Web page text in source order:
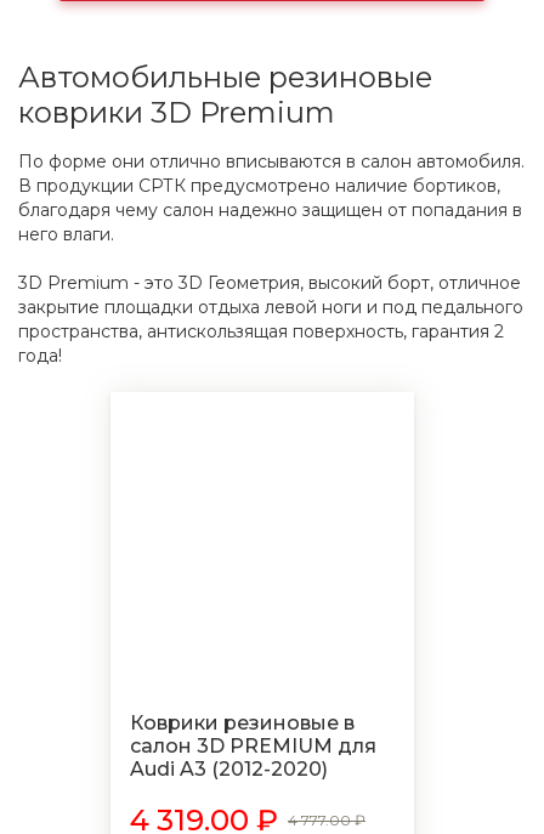
Автомобильные резиновые
коврики 3D Premium
По форме они отлично вписываются в салон автомобиля.
В продукции СРТК предусмотрено наличие бортиков,
благодаря чему салон надежно защищен от попадания в
него влаги.
3D Premium - это 3D Геометрия, высокий борт, отличное
закрытие площадки отдыха левой ноги и под педального
пространства, антискользящая поверхность, гарантия 2
года!
Коврики резиновые в
салон 3D PREMIUM для
Audi A3 (2012-2020)
4 319.00 ₽ 4 777.00 ₽